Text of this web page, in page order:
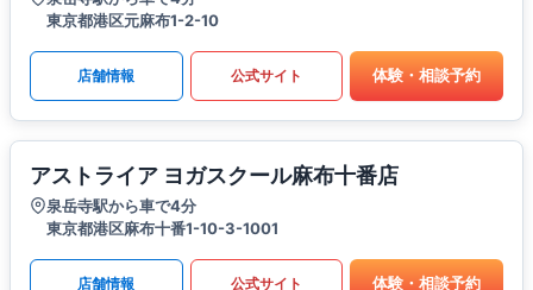
東京都港区元麻布1-2-10
店舗情報 公式サイト 体験・相談予約
アストライア ヨガスクール麻布十番店
泉岳寺駅から車で4分
東京都港区麻布十番1-10-3-1001
店舗情報 公式サイト 体験・相談予約